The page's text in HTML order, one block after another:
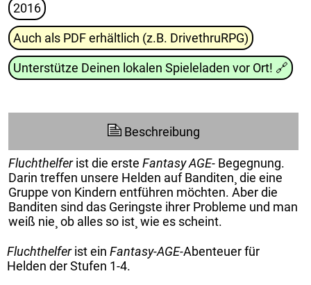
2016
Auch als PDF erhältlich (z.B. DrivethruRPG)
Unterstütze Deinen lokalen Spieleladen vor Ort! 🔗
Beschreibung
Fluchthelferist die erste Fantasy AGE- Begegnung.
Darin treffen unsere Helden auf Banditen¸ die eine
Gruppe von Kindern entführen möchten. Aber die
Banditen sind das Geringste ihrer Probleme und man
weiß nie¸ ob alles so ist¸ wie es scheint.
Fluchthelferist ein Fantasy-AGE-Abenteuer für
Helden der Stufen 1-4.